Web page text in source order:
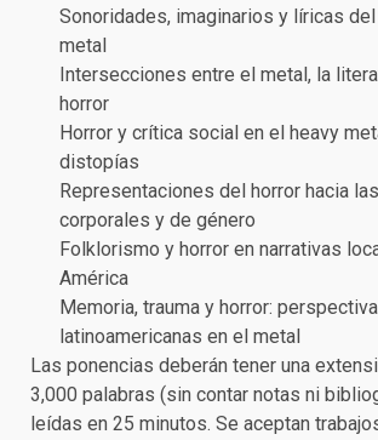
Sonoridades, imaginarios y líricas
metal
Intersecciones entre el metal, la
horror
Horror y crítica social en el heavy
distopías
Representaciones del horror hacia
corporales y de género
Folklorismo y horror en narrativas
América
Memoria, trauma y horror:
latinoamericanas en el metal
Las ponencias deberán tener una
3,000 palabras (sin contar notas ni
leídas en 25 minutos. Se aceptan